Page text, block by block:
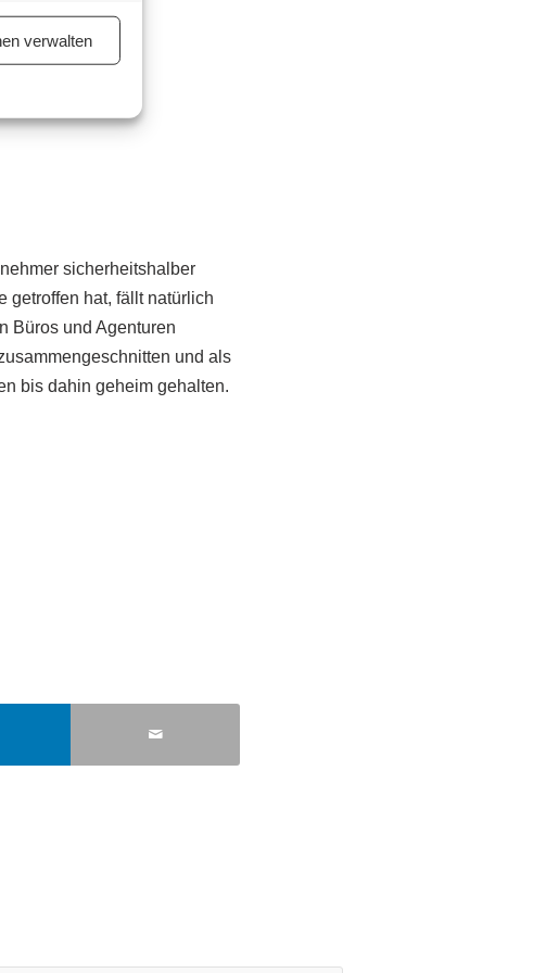
verwalten
sicherheitshalber
getroffen hat, fällt natürlich
Büros und Agenturen
und als
bis dahin geheim gehalten.